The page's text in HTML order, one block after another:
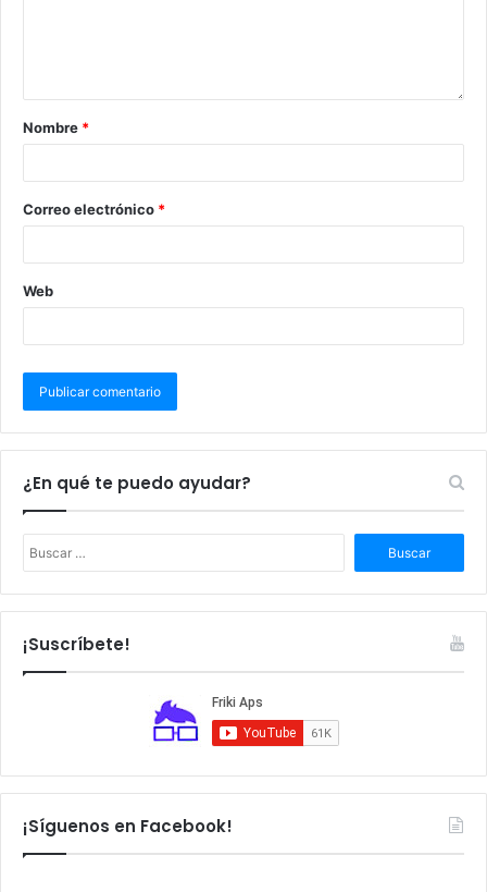
Nombre *
Correo electrónico *
Web
¿En qué te puedo ayudar?
s
c
¡Suscríbete!
¡Síguenos en Facebook!